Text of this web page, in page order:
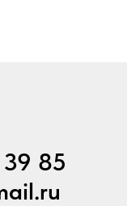
39 85